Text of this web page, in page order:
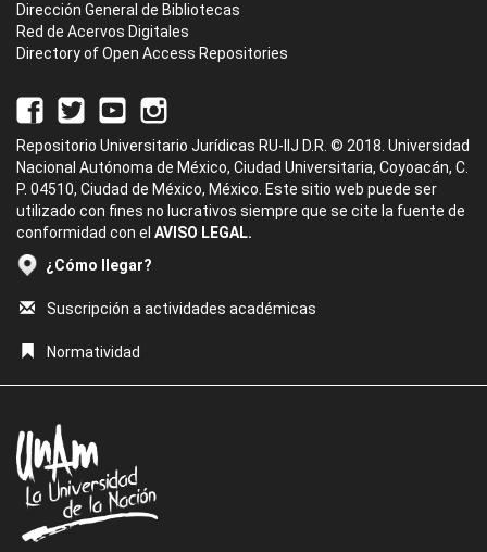
Dirección General de Bibliotecas
Red de Acervos Digitales
Directory of Open Access Repositories
Repositorio Universitario Jurídicas RU-IIJ D.R. © 2018. Universidad
Nacional Autónoma de México, Ciudad Universitaria, Coyoacán, C.
P. 04510, Ciudad de México, México. Este sitio web puede ser
utilizado con fines no lucrativos siempre que se cite la fuente de
conformidad con el AVISO LEGAL.
¿Cómo llegar?
Suscripción a actividades académicas
Normatividad